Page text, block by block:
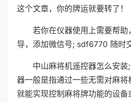
这个文章，你的牌运就要转了！
若你在仪器使用上需要帮
导，添加微信号; sdf6770 随时
中山麻将机遥控器怎么安
器一般是指通过一些无需对麻
就能实现控制麻将牌功能的设备